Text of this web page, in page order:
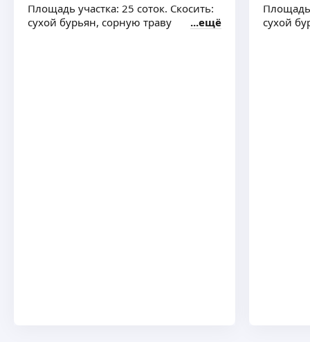
Площадь участка: 25 соток. Скосить:
сухой бурьян, сорную траву
ещё
Площадь
сухой